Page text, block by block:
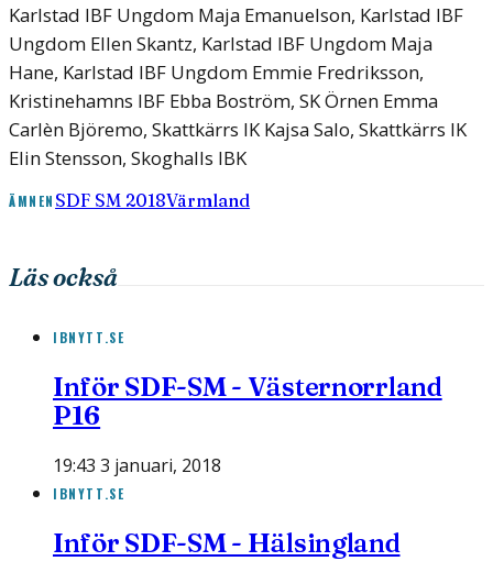
Karlstad IBF Ungdom Maja Emanuelson, Karlstad IBF
Ungdom Ellen Skantz, Karlstad IBF Ungdom Maja
Hane, Karlstad IBF Ungdom Emmie Fredriksson,
Kristinehamns IBF Ebba Boström, SK Örnen Emma
Carlèn Björemo, Skattkärrs IK Kajsa Salo, Skattkärrs IK
Elin Stensson, Skoghalls IBK
ÄMNEN SDF SM 2018Värmland
Läs också
IBNYTT.SE
Inför SDF-SM - Västernorrland
P16
19:43 3 januari, 2018
IBNYTT.SE
Inför SDF-SM - Hälsingland